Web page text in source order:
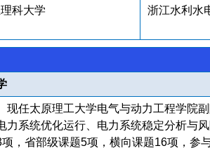
科大学
浙江水利水
现任太原理工大学电气与动力工程学院
力系统优化运行、电力系统稳定分析与
，省部级课题5项，横向课题16项，参